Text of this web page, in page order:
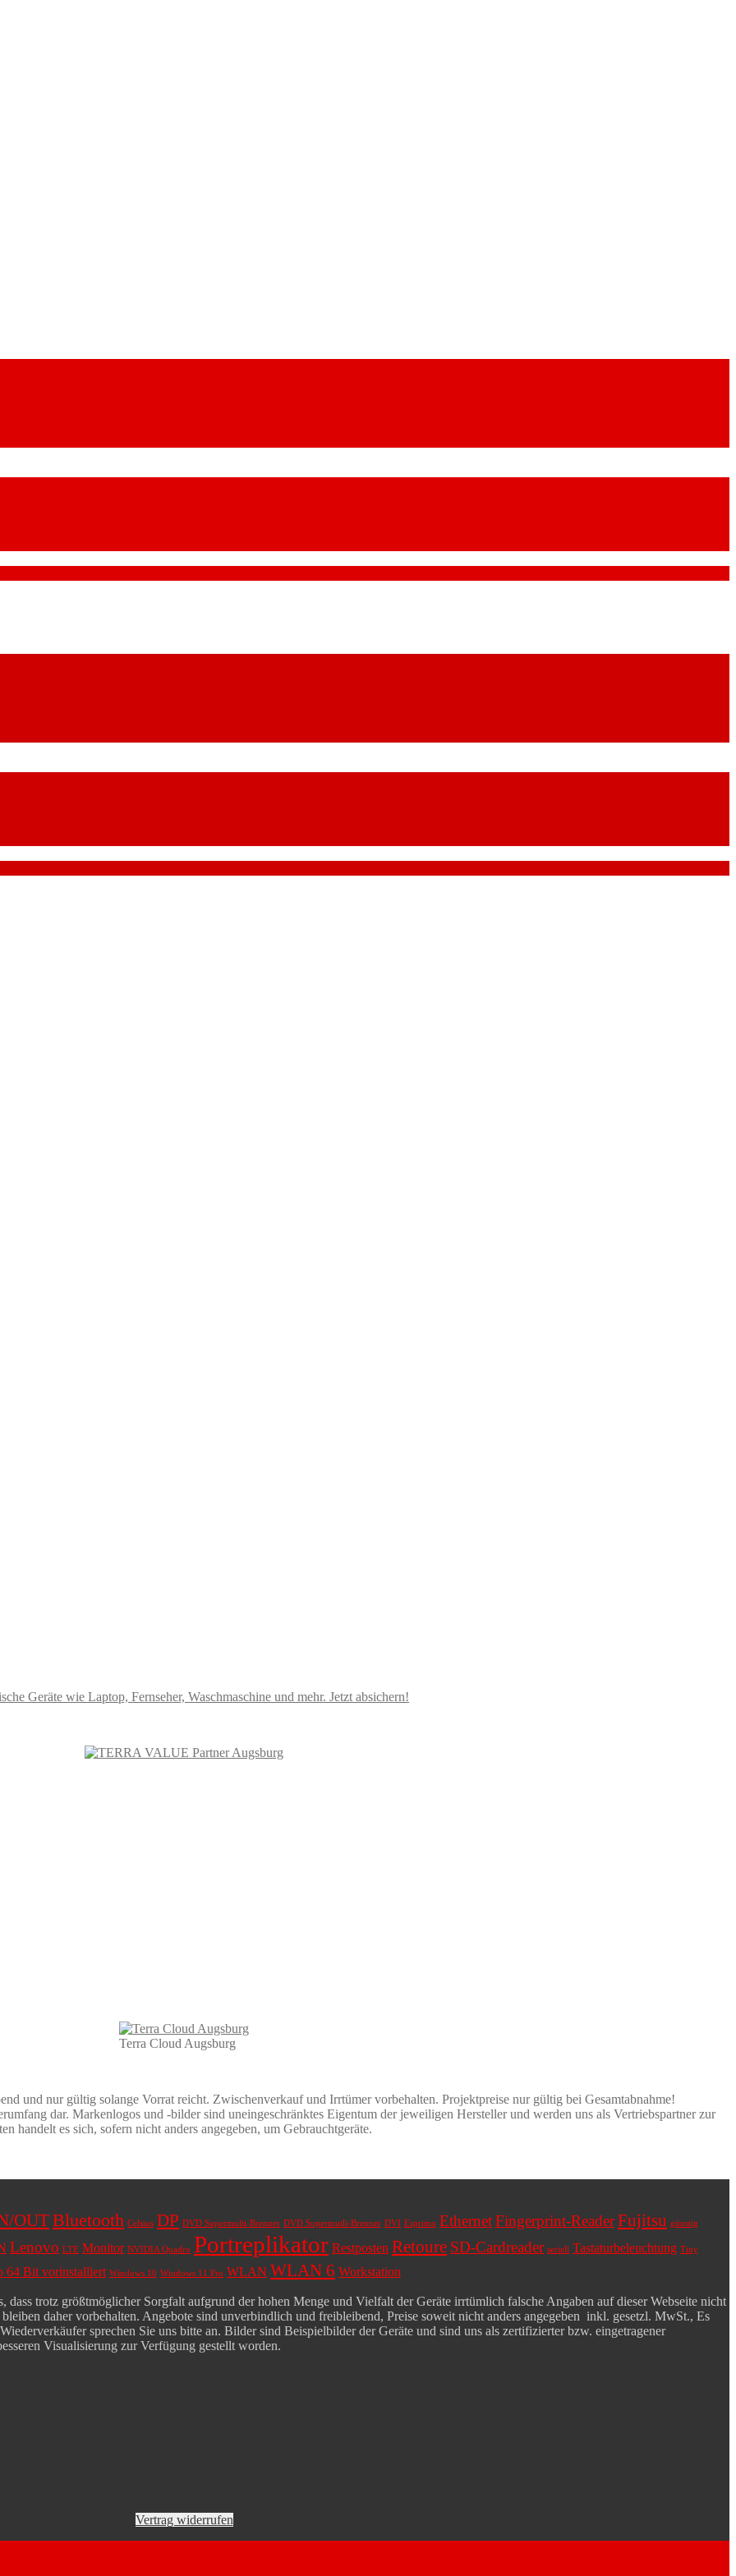
Terra Cloud Augsburg
und nur gültig solange Vorrat reicht. Zwischenverkauf und Irrtümer vorbehalten. Projektpreise nur gültig bei Gesamtabnahme!
dar. Markenlogos und -bilder sind uneingeschränktes Eigentum der jeweiligen Hersteller und werden uns als Vertriebspartner zur
handelt es sich, sofern nicht anders angegeben, um Gebrauchtgeräte.
OUTBluetooth Celsius DP DVD Supermulti-Brenner DVD Supermutli-Brenner DVI Esprimo EthernetFingerprint-ReaderFujitsu günstig
Lenovo LTE Monitor NVIDIA Quadro Portreplikator Restposten Retoure SD-Cardreader seriell Tastaturbeleuchtung Tiny
64 Bit vorinstalliert Windows 10 Windows 11 Pro WLAN WLAN 6 Workstation
trotz größtmöglicher Sorgfalt aufgrund der hohen Menge und Vielfalt der Geräte irrtümlich falsche Angaben auf dieser Webseite nicht
daher vorbehalten. Angebote sind unverbindlich und freibleibend, Preise soweit nicht anders angegeben inkl. gesetzl. MwSt., Es
sprechen Sie uns bitte an. Bilder sind Beispielbilder der Geräte und sind uns als zertifizierter bzw. eingetragener
Visualisierung zur Verfügung gestellt worden.
Vertrag widerrufen